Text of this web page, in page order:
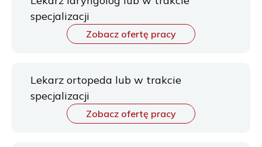
specjalizacji
Zobacz ofertę pracy
Lekarz ortopeda lub w trakcie
specjalizacji
Zobacz ofertę pracy